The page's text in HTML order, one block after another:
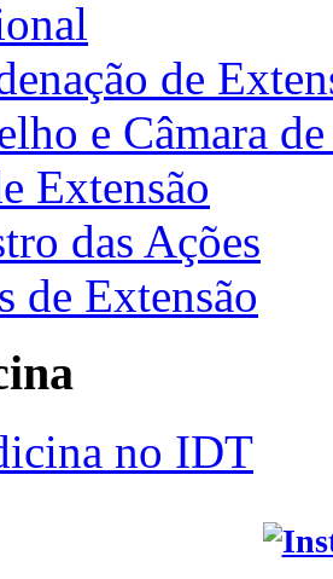
de
e Câmara
Extensão
das Ações
de Extensão
no IDT